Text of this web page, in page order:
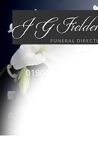
01904 654460